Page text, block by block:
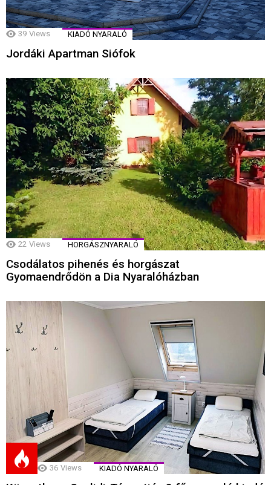
39 Views KIADÓ NYARALÓ
Jordáki Apartman Siófok
22 Views HORGÁSZNYARALÓ
Csodálatos pihenés és horgászat
Gyomaendrődön a Dia Nyaralóházban
36 Views KIADÓ NYARALÓ